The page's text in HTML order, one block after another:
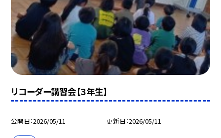
リコーダー講習会【３年生】
公開日 2026/05/11 更新日 2026/05/11